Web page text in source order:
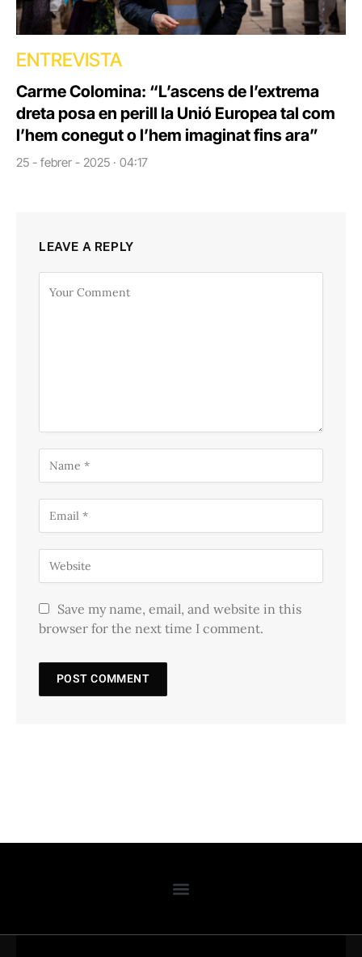
ENTREVISTA
Carme Colomina: “L’ascens de l’extrema
dreta posa en perill la Unió Europea tal com
l’hem conegut o l’hem imaginat fins ara”
25 - febrer - 2025 · 04:17
LEAVE A REPLY
Save my name, email, and website in this
browser for the next time I comment.